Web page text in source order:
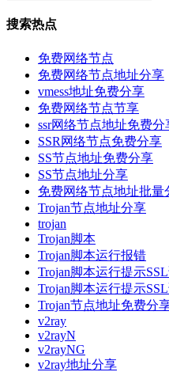
搜索热点
免费网络节点
免费网络节点地址分享
vmess地址免费分享
免费网络节点节享
ssr网络节点地址免费分
SSR网络节点免费分享
SS节点地址免费分享
SS节点地址分享
免费网络节点地址批量
Trojan节点地址分享
trojan
Trojan脚本
Trojan脚本运行报错
Trojan脚本运行提示
Trojan脚本运行提示
Trojan节点地址免费分
v2ray
v2rayN
v2rayNG
v2ray地址分享